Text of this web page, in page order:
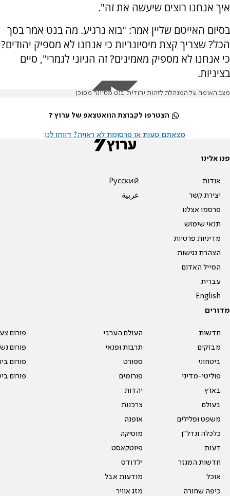
איך אנחנו רוצים שיעשה את זה".
בסיום האייטם שליין אמר: "בוא נרגיע. מה בנט אמר בסך
הכל? שצריך קצת מיסיונריות כי אנחנו לא מספיק יהודים?
כי אנחנו לא מספיק מאמינים? זה הגיוני לגמרי", סיים
בציניות.
מצב האומה על המנהלת לזהות יהודית: בנט מסיונר מסוכן
הצטרפו לקבוצת הוואטצאפ של ערוץ 7
מצאתם טעות או פרסומת לא ראויה? דווחו לנו
פנו אלינו
אודות
יצירת קשר
פרסמו אצלנו
תנאי שימוש
מדיניות פרטיות
הצהרת נגישות
המייל האדום
עברית
English
Pусский
عربية
מדורים
חדשות
מבזקים
ביטחוני
פוליטי-מדיני
בארץ
בעולם
משפט ופלילים
כלכלה ונדל"ן
דעות
חדשות המגזר
אוכל
כיפה שחורה
העולם הערבי
תרבות ופנאי
ספורט
פורומים
יהדות
צרכנות
אופנה
מוסיקה
פיוטקאסט
ילדודס
מודעות אבל
מזג אוויר
פורום
פורום
פורום
פורום